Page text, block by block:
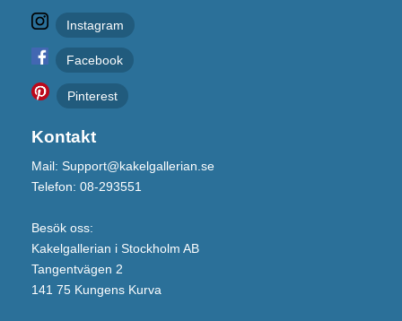
Instagram
Facebook
Pinterest
Kontakt
Mail: Support@kakelgallerian.se
Telefon: 08-293551
Besök oss:
Kakelgallerian i Stockholm AB
Tangentvägen 2
141 75 Kungens Kurva